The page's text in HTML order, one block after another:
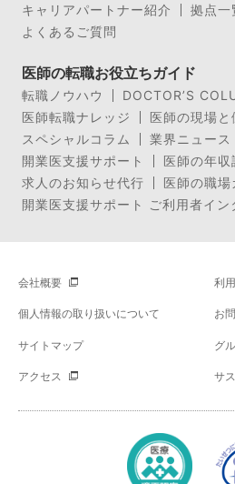
キャリアパートナー紹介
拠点一
よくあるご質問
医師の転職お役立ちガイド
転職ノウハウ
DOCTOR’S
医師転職ナレッジ
医師の現場と
スペシャルコラム
業界ニュース
開業医支援サポート
医師の年収
求人のお知らせ代行
医師の職場
開業医支援サポート ご利用者イン
会社概要 利
個人情報の取り扱いについて お
サイトマップ グ
アクセス サ